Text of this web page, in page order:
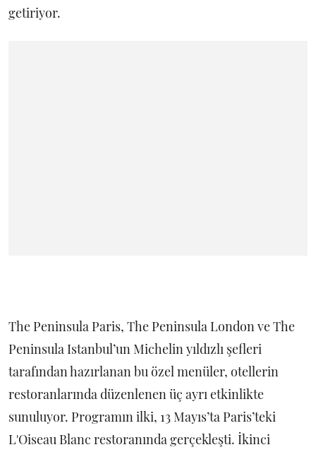
getiriyor.
The Peninsula Paris, The Peninsula London ve The
Peninsula Istanbul’un Michelin yıldızlı şefleri
tarafından hazırlanan bu özel menüler, otellerin
restoranlarında düzenlenen üç ayrı etkinlikte
sunuluyor. Programın ilki, 13 Mayıs’ta Paris’teki
L'Oiseau Blanc restoranında gerçekleşti. İkinci